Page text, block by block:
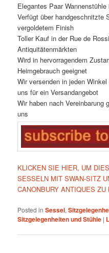
Elegantes Paar
Verfügt über handgeschnitzte
vergoldetem Finish
Toller Kauf in der Rue de
Antiquitätenmärkten
Wird in hervorragendem
Heimgebrauch geeignet
Wir versenden in jeden
uns für ein Versandangebot
Wir haben nach Vereinbarung
uns
KLICKEN SIE HIER, UM
SESSELN MIT SWAN-SITZ
CANONBURY ANTIQUES ZU
Posted in Sessel,
Sitzgelegenheiten und Stühle |